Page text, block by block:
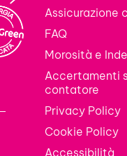
Assicurazione
FAQ
Morosità e
Accertamenti
contatore
Privacy Policy
Cookie Policy
Accessibilità